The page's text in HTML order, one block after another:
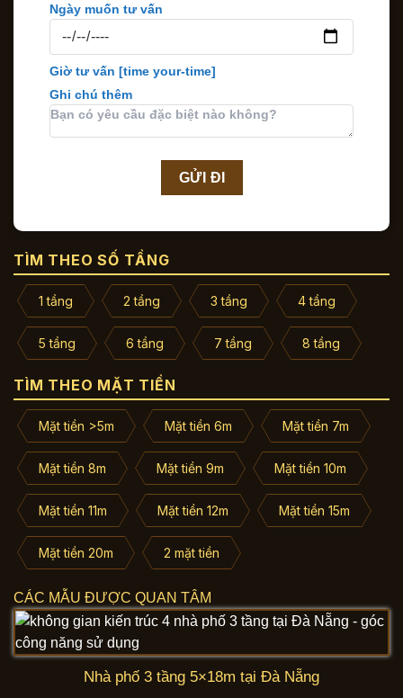
Ngày muốn tư vấn
Giờ tư vấn [time your-time]
Ghi chú thêm
TÌM THEO SỐ TẦNG
1 tầng 2 tầng 3 tầng 4 tầng
5 tầng 6 tầng 7 tầng 8 tầng
TÌM THEO MẶT TIỀN
Mặt tiền >5m Mặt tiền 6m Mặt tiền 7m
Mặt tiền 8m Mặt tiền 9m Mặt tiền 10m
Mặt tiền 11m Mặt tiền 12m Mặt tiền 15m
Mặt tiền 20m 2 mặt tiền
CÁC MẪU ĐƯỢC QUAN TÂM
Nhà phố 3 tầng 5×18m tại Đà Nẵng